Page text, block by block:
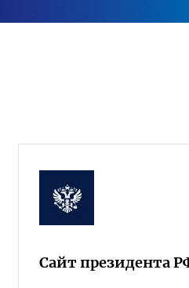
Сайт президента